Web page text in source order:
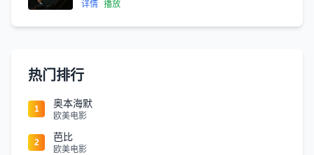
详情 播放
热门排行
1 奥本海默
欧美电影
2 芭比
欧美电影